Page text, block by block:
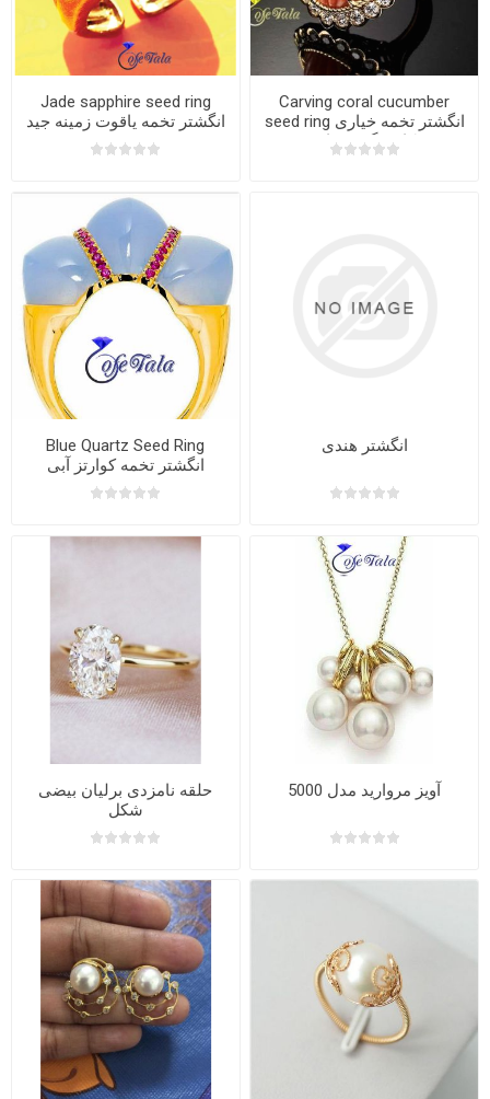
Jade sapphire seed ring
انگشتر تخمه یاقوت زمینه جید
Carving coral cucumber
seed ring انگشتر تخمه خیاری
کاروینگ مرجان
Blue Quartz Seed Ring
انگشتر تخمه کوارتز آبی
انگشتر هندی
حلقه نامزدی برلیان بیضی
شکل
آویز مروارید مدل 5000